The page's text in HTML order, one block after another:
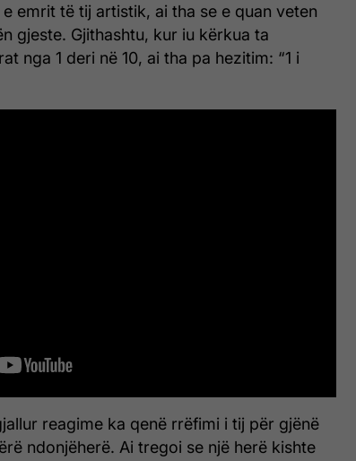
emrit të tij artistik, ai tha se e quan veten
gjeste. Gjithashtu, kur iu kërkua ta
nga 1 deri në 10, ai tha pa hezitim: “1 i
reagime ka qenë rrëfimi i tij për gjënë
ndonjëherë. Ai tregoi se një herë kishte